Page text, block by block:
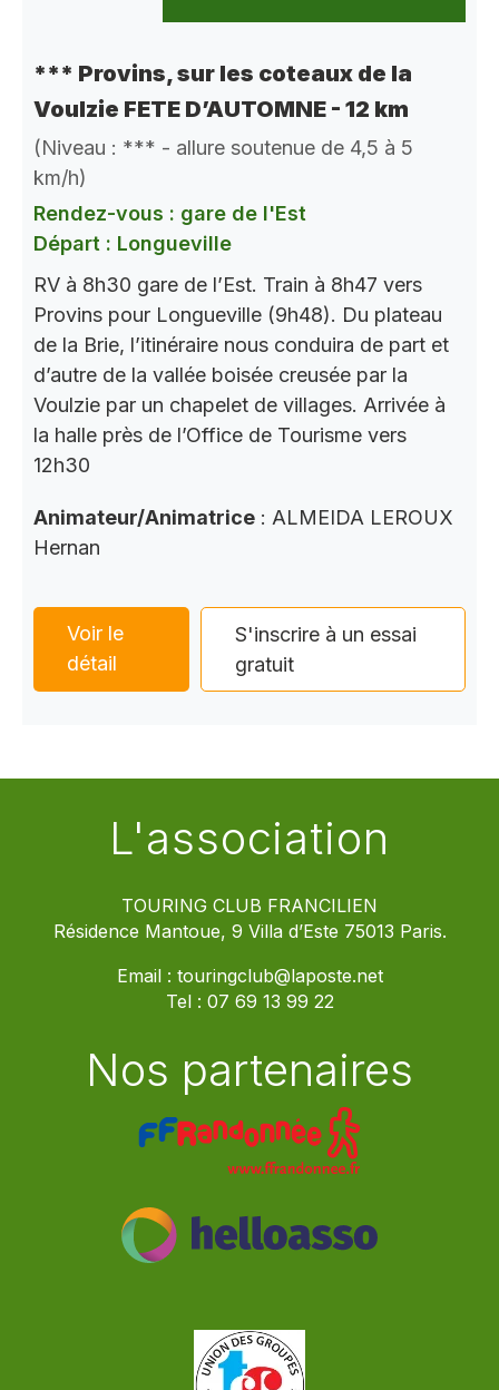
*** Provins, sur les coteaux de la
Voulzie FETE D’AUTOMNE - 12 km
(Niveau : *** - allure soutenue de 4,5 à 5
km/h)
Rendez-vous : gare de l'Est
Départ : Longueville
RV à 8h30 gare de l’Est. Train à 8h47 vers
Provins pour Longueville (9h48). Du plateau
de la Brie, l’itinéraire nous conduira de part et
d’autre de la vallée boisée creusée par la
Voulzie par un chapelet de villages. Arrivée à
la halle près de l’Office de Tourisme vers
12h30
Animateur/Animatrice : ALMEIDA LEROUX
Hernan
Voir le
détail
S'inscrire à un essai
gratuit
L'association
TOURING CLUB FRANCILIEN
Résidence Mantoue, 9 Villa d’Este 75013 Paris.
Email : touringclub@laposte.net
Tel : 07 69 13 99 22
Nos partenaires